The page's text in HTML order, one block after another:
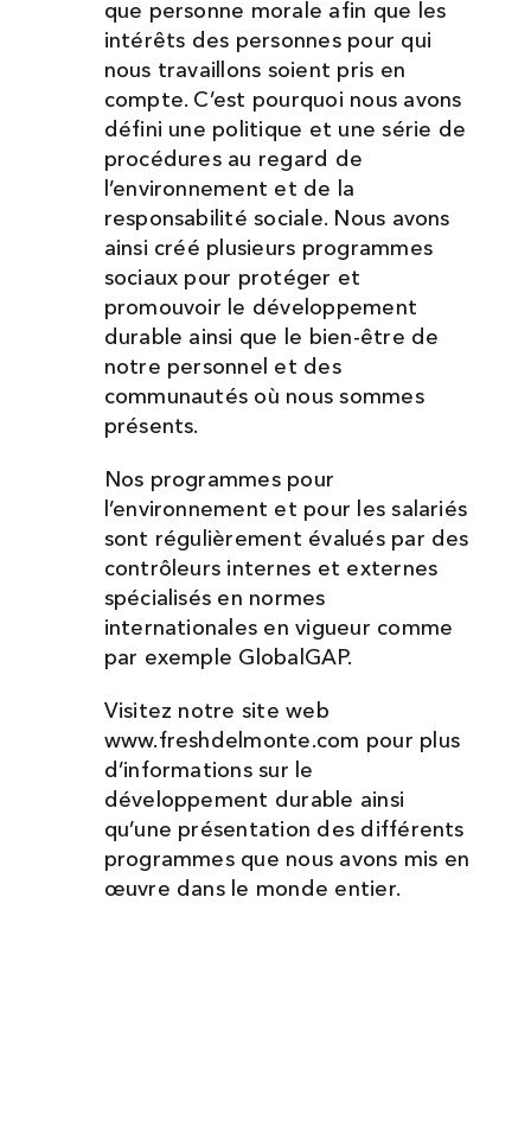
que personne morale afin que les
intérêts des personnes pour qui
nous travaillons soient pris en
compte. C’est pourquoi nous avons
défini une politique et une série de
procédures au regard de
l’environnement et de la
responsabilité sociale. Nous avons
ainsi créé plusieurs programmes
sociaux pour protéger et
promouvoir le développement
durable ainsi que le bien-être de
notre personnel et des
communautés où nous sommes
présents.
Nos programmes pour
l’environnement et pour les salariés
sont régulièrement évalués par des
contrôleurs internes et externes
spécialisés en normes
internationales en vigueur comme
par exemple GlobalGAP.
Visitez notre site web
www.freshdelmonte.com pour plus
d’informations sur le
développement durable ainsi
qu’une présentation des différents
programmes que nous avons mis en
œuvre dans le monde entier.